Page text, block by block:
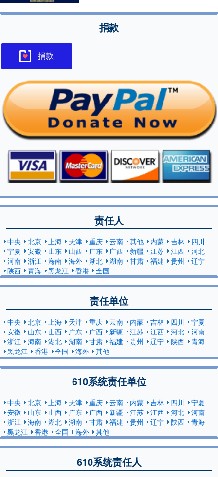
捐款
捐款
责任人
中央 北京 上海 天津 重庆 云南 其他 内蒙 吉林
四川
宁夏
安徽 山东 山西 广东 广西 新疆 江苏 江西
河北
河南
浙江 海南 海外 湖北 湖南 甘肃 福建 贵州
辽宁
陕西
青海 黑龙江 香港 全国
责任单位
中央 北京 上海 天津 重庆 云南 内蒙 吉林 四川
宁夏
安徽
山东 山西 广东 广西 新疆 江苏 江西 河北
河南
浙江
海南 湖北 湖南 甘肃 福建 贵州 辽宁 陕西
青海
黑龙江
香港 全国 海外 其他
610系统责任单位
中央 北京 上海 天津 重庆 云南 内蒙 吉林 四川
宁夏
安徽
山东 山西 广东 广西 新疆 江苏 江西 河北
河南
浙江
海南 湖北 湖南 甘肃 福建 贵州 辽宁 陕西
青海
黑龙江
香港 全国 海外 其他
610系统责任人